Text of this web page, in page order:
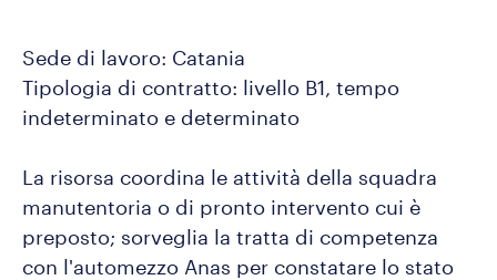
Sede di lavoro: Catania
Tipologia di contratto: livello B1, tempo
indeterminato e determinato
La risorsa coordina le attività della squadra
manutentoria o di pronto intervento cui è
preposto; sorveglia la tratta di competenza
con l'automezzo Anas per constatare lo stato